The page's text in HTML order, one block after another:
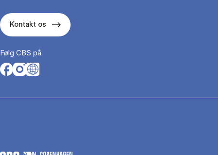
Kontakt os
Følg CBS på
Opens in a new tab
Opens in a new tab
Opens in a new tab